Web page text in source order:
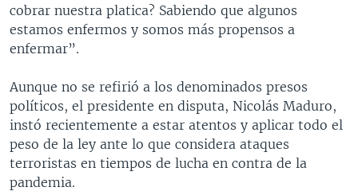
cobrar nuestra platica? Sabiendo que algunos
estamos enfermos y somos más propensos a
enfermar”.
Aunque no se refirió a los denominados presos
políticos, el presidente en disputa, Nicolás Maduro,
instó recientemente a estar atentos y aplicar todo el
peso de la ley ante lo que considera ataques
terroristas en tiempos de lucha en contra de la
pandemia.